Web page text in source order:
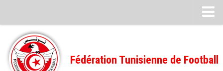
Feuille de match
FMI – 2022/2023
Ligue I – 2022/2023
Fédération Tunisienne de Football